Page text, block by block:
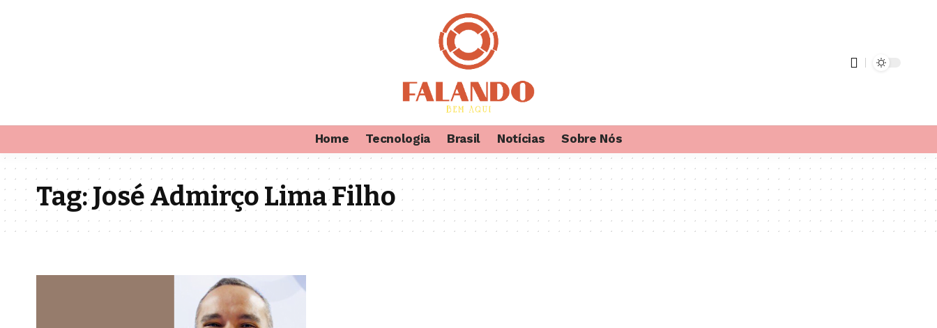
Home Tecnologia Brasil Notícias Sobre Nós
Tag:José Admirço Lima Filho